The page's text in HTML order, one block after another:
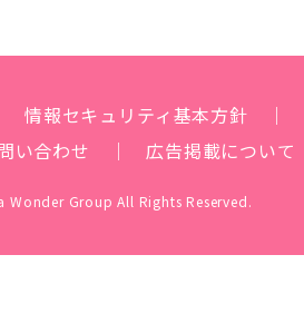
情報セキュリティ基本方針
い合わせ 広告掲載について
Wonder Group All Rights Reserved.